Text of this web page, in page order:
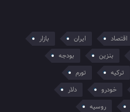
اقتصاد ایران
بازار
بنزین
بودجه
ترکیه
تورم
خودرو
دلار
روسیه